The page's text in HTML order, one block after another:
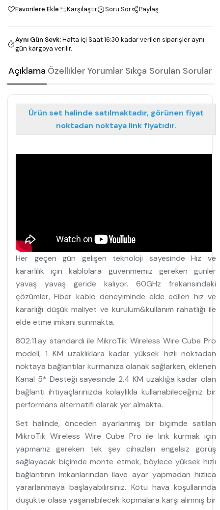
Favorilere Ekle Karşılaştır Soru Sor Paylaş
Aynı Gün Sevk:Hafta içi Saat 16:30 kadar verilen siparişler aynı
gün kargoya verilir.
Açıklama Özellikler Yorumlar Sıkça Sorulan Sorular
Ürün set halinde satılmaktadır, görünen fiyat
noktadan noktaya link fiyatıdır.
Her geçen gün gelişen teknoloji sayesinde Hız ve
kararlılık için kablolara güvenmemiz gereken günler
yavaş yavaş geride kalıyor. 60GHz frekansındaki
çözümler, Fiber kablo deneyiminde elde edilen hız ve
kararlığı düşük maliyet ve kurulum&kullanım rahatlığı ile
elde etme imkanı sunmakta.
802.11.ay standardı ile MikroTik Wireless Wire Cube Pro
modeli, 1 KM uzaklıklara kadar yüksek hızlı noktadan
noktaya bağlantılar kurmanıza olanak sağlarken, eklenen
Kanal 5* Desteği sayesinde 2.4 KM uzaklığa kadar olan
bağlantı ihtiyaçlarınızda kolaylıkla kullanabileceğiniz bir
performans alternatifi olarak yer almakta.
Set halinde, önceden ayarlanmış bir biçimde satılan
MikroTik Wireless Wire Cube Pro ile link kurmak için
yapmanız gereken tek şey cihazları engelsiz görüş
sağlayacak biçimde monte etmek, böylece yüksek hızlı
bağlantının imkanlarından ilave ayar yapmadan hızlıca
yararlanmaya başlayabilirsiniz. Kötü hava koşullarında
düşükte olasa yaşanabilecek kopmalara karşı alınmış bir